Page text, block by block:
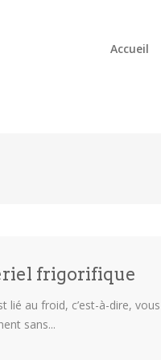
Accueil
frigorifique
lié au froid, c’est-à-dire, vous
sans...